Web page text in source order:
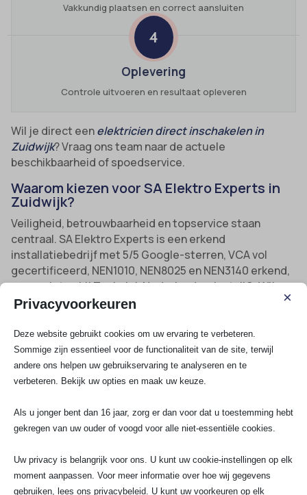
Vakkundig plaatsen en correct aansluiten
4
Oplevering
Controle uitvoeren en resultaat opleveren
Wil je direct eenelektricien direct inschakelen in
Zuidwijk? Vraag ons team naar de actuele
beschikbaarheid of spoedservice.
Waarom kiezen voor SA Elektro Experts in
Zuidwijk?
Veiligheid, betrouwbaarheid en topservice staan
centraal. SA Elektro Experts is een erkend
installatiebedrijf met 5/5 Google-sterren, VCA vol
gecertificeerd, NEN1010, NEN8025 en NEN3140 erkend,
aangesloten bij Techniek Nederland en InstallQ. Wij
werken altijd met garantie en bieden 24/7
Zuidwijk en omgeving. Onze vakmensen zijn snel op
locatie, werken met de nieuwste meetapparatuur en
zorgen voor een perfecte afwerking zoals te
verwachten van een gecertificeerd elektricien.
Bel of whatsapp ons gerust op 070-7503681 of stuur
een email naar info@saelektroexperts.nl voor snelle
Kom je uit Zuidwijk en zoek je een specialist voor een
groepenkast vervangen of uitbreiden? Of handig
Privacyvoorkeuren ×
Deze website gebruikt cookies om uw ervaring te verbeteren.
Sommige zijn essentieel voor de functionaliteit van de site, terwijl
andere ons helpen uw gebruikservaring te analyseren en te
verbeteren. Bekijk uw opties en maak uw keuze.
Als u jonger bent dan 16 jaar, zorg er dan voor dat u toestemming hebt
gekregen van uw ouder of voogd voor alle niet-essentiële cookies.
Uw privacy is belangrijk voor ons. U kunt uw cookie-instellingen op elk
moment aanpassen. Voor meer informatie over hoe wij gegevens
gebruiken, lees ons privacybeleid. U kunt uw voorkeuren op elk